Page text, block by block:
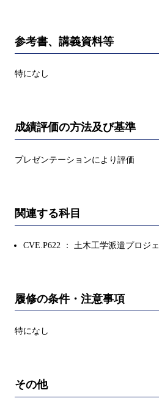
参考書、講義資料等
特になし
成績評価の方法及び基準
プレゼンテーションにより評価
関連する科目
CVE.P622 ： 土木工学派遣プロジ
履修の条件・注意事項
特になし
その他